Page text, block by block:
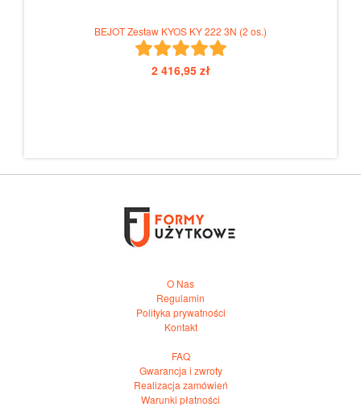
BEJOT Zestaw KYOS KY 222 3N (2 os.)
2 416,95 zł
O Nas
Regulamin
Polityka prywatności
Kontakt
FAQ
Gwarancja i zwroty
Realizacja zamówień
Warunki płatności